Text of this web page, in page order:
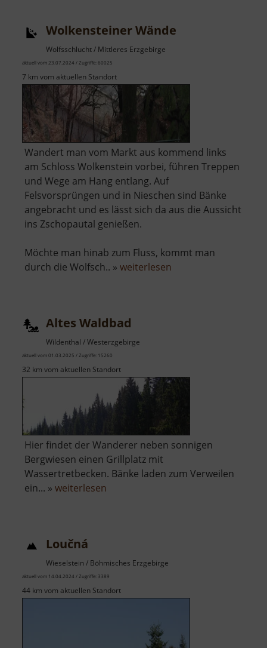
Wolkensteiner Wände
Wolfsschlucht / Mittleres Erzgebirge
aktuell vom 23.07.2024 / Zugriffe: 60025
7 km vom aktuellen Standort
Wandert man vom Markt aus kommend links
am Schloss Wolkenstein vorbei, führen Treppen
und Wege am Hang entlang. Auf
Felsvorsprüngen und in Nieschen sind Bänke
angebracht und es lässt sich da aus die Aussicht
ins Zschopautal genießen.
Möchte man hinab zum Fluss, kommt man
durch die Wolfsch.. » weiterlesen
Altes Waldbad
Wildenthal / Westerzgebirge
aktuell vom 01.03.2025 / Zugriffe: 15260
32 km vom aktuellen Standort
Hier findet der Wanderer neben sonnigen
Bergwiesen einen Grillplatz mit
Wassertretbecken. Bänke laden zum Verweilen
ein... » weiterlesen
Loučná
Wieselstein / Böhmisches Erzgebirge
aktuell vom 14.04.2024 / Zugriffe: 3389
44 km vom aktuellen Standort